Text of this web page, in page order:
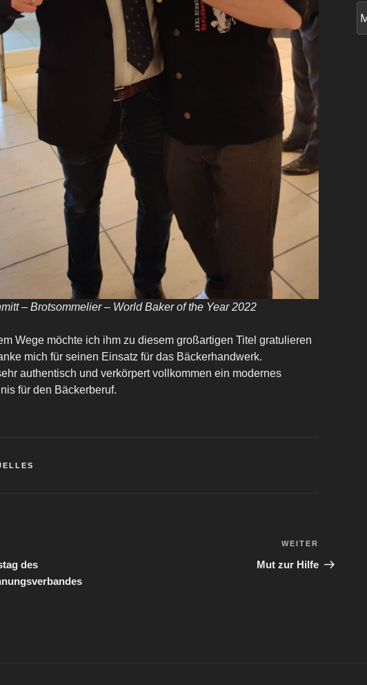
– Brotsommelier – World Baker of the Year 2022
Wege möchte ich ihm zu diesem großartigen Titel gratulieren
mich für seinen Einsatz für das Bäckerhandwerk.
authentisch und verkörpert vollkommen ein modernes
für den Bäckerberuf.
des
Beitrag
WEITER
Mut zur Hilfe